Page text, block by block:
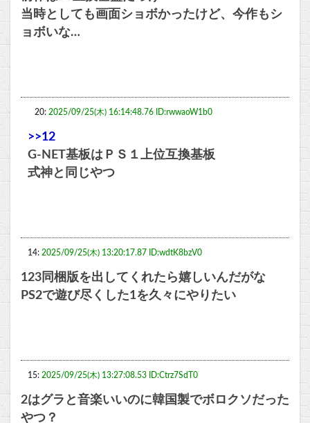
当時としても画面ショボかったけど、今作もシ
ョボいな…
20: 2025/09/25(木) 16:14:48.76 ID:rwwaoW1b0
>>12
G-NET基板はＰＳ１上位互換基板
式神と同じやつ
14: 2025/09/25(木) 13:20:17.87 ID:wdtK8bzV0
123同梱版を出してくれたら嬉しいんだがな
PS2で遊び尽くした1を久々にやりたい
15: 2025/09/25(木) 13:27:08.53 ID:Ctrz7SdT0
2はグラと音楽いいのに韓国製でボロクソだった
やつ？